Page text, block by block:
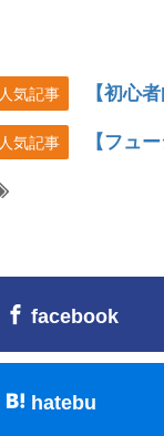
人気記事 【初心
人気記事 【フュ
facebook
hatebu